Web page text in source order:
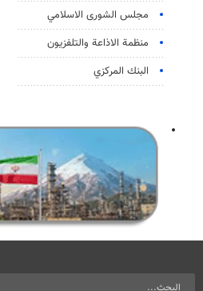
مجلس الشورى الاسلامي
منظمة الاذاعة والتلفزیون
البنك المركزي